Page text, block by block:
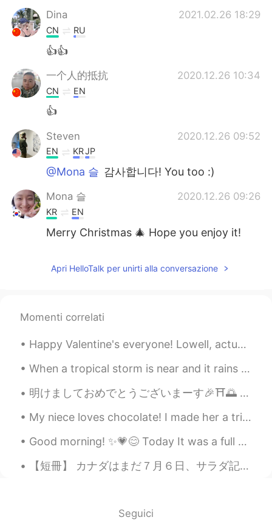
한국어
ไทย
Türkçe
Português
Dina
2021.02.26 18:29
CN RU
👍👍
一个人的抵抗 2020.12.26 10:34
CN EN
👍
Steven 2020.12.26 09:52
EN KRJP
@Mona 슬 감사합니다! You too :)
Mona 슬 2020.12.26 09:26
KR EN
Merry Christmas 🎄 Hope you enjoy it!
Apri HelloTalk per unirti alla conversazione
Momenti correlati
Happy Valentine's everyone! Lowell, actually I'm mostly just ignoring it since I'm single 😂 but m...
When a tropical storm is near and it rains most of the day, I like to bake. I don’t ever eat the...
明けましておめでとうございまーす🎉⛩🌅 皆さん、素敵な一年になりますよう〜 去年できなかったことを全部やって、しばらく会えなかった人と会って、素敵な思い出を作ってくださいねぇ〜 今年も今年なり...
My niece loves chocolate! I made her a triple chocolate birthday cake! A mi sobrina le encanta ...
Good morning! ✨💗😊 Today It was a full church service. I played two Christmas 🎄 Carols and one co...
【短冊】 カナダはまだ７月６日、サラダ記念日です。 日本ではもう７月７日、七夕ですね。 サラダ記念日は実話ではないです。野球デートで唐揚げのお弁当が褒められたエピソードをアレンジした短歌です...
Seguici